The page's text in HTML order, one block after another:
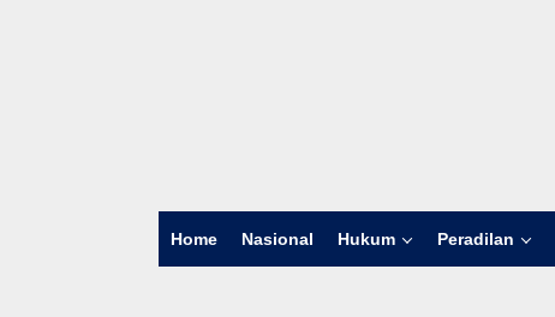
Home Nasional Hukum Peradilan